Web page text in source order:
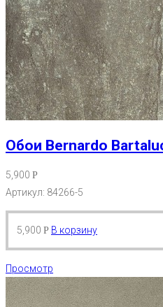
Обои Bernardo
5,900 Р
Артикул: 84266-5
5,900 Р В корзину
Просмотр